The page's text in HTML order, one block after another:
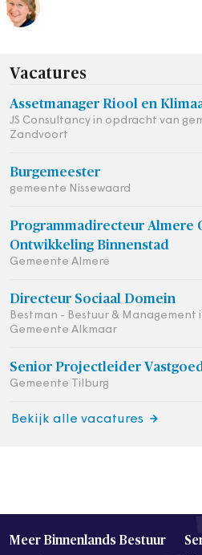
Vacatures
Assetmanager Riool en
JS Consultancy in opdracht van
Zandvoort
Burgemeester
gemeente Nissewaard
Programmadirecteur Almere
Ontwikkeling Binnenstad
Gemeente Almere
Directeur Sociaal Domein
Bestman - Bestuur & Management
Gemeente Alkmaar
Senior Projectleider
Gemeente Tilburg
Bekijk alle vacatures
Meer Binnenlands Bestuur